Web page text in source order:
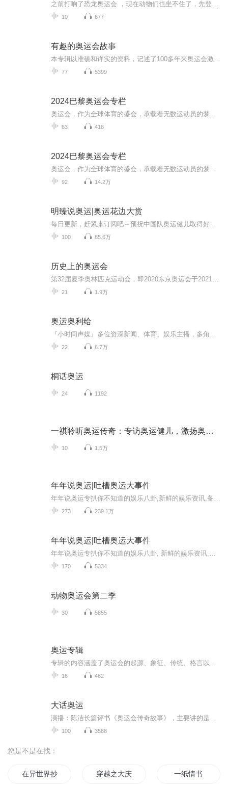
10 677
有趣的奥运会故事
77 5399
2024巴黎奥运会专栏
63 418
2024巴黎奥运会专栏
92 14.2万
明臻说奥运|奥运花边大赏
100 85.6万
历史上的奥运会
21 1.9万
奥运奥利给
22 6.7万
桐话奥运
24 1192
一祺聆听奥运传奇：专访奥运健儿，激扬奥运精神
10 1.5万
年年说奥运|吐槽奥运大事件
273 239.1万
年年说奥运|吐槽奥运大事件
170 5334
动物奥运会第二季
30 5855
奥运专辑
16 462
大话奥运
100 3588
您是不是在找：
在异世界抄书的那些日子穿越之大庆帝国 一纸情书